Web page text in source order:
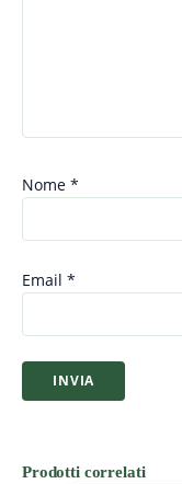
Nome *
Email *
Prodotti correlati